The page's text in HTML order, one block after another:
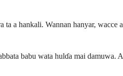
a hankali. Wannan hanyar,
babu wata hulɗa mai damuwa.